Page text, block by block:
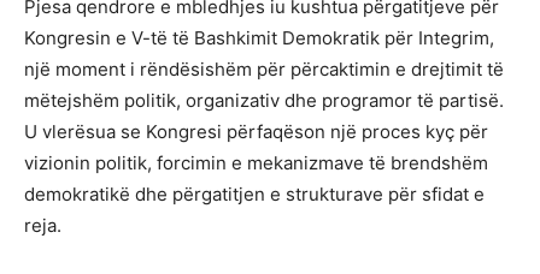
Pjesa qendrore e mbledhjes iu kushtua përgatitjeve për
Kongresin e V-të të Bashkimit Demokratik për Integrim,
një moment i rëndësishëm për përcaktimin e drejtimit të
mëtejshëm politik, organizativ dhe programor të partisë.
U vlerësua se Kongresi përfaqëson një proces kyç për
vizionin politik, forcimin e mekanizmave të brendshëm
demokratikë dhe përgatitjen e strukturave për sfidat e
reja.